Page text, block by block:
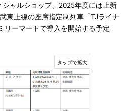
ャルショップ、2025年度には上新
東上線の座席指定制列車「TJライナ
リーマートで導入を開始する予定